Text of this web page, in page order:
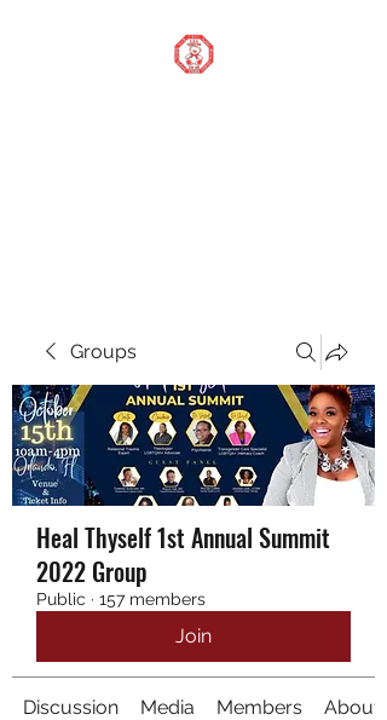
Groups
Heal Thyself 1st Annual Summit
2022 Group
Public · 157 members
Join
Discussion Media Members About